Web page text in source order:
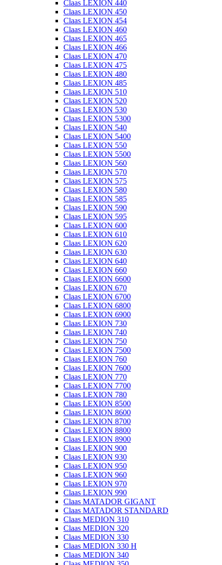
Claas LEXION 440
Claas LEXION 450
Claas LEXION 454
Claas LEXION 460
Claas LEXION 465
Claas LEXION 466
Claas LEXION 470
Claas LEXION 475
Claas LEXION 480
Claas LEXION 485
Claas LEXION 510
Claas LEXION 520
Claas LEXION 530
Claas LEXION 5300
Claas LEXION 540
Claas LEXION 5400
Claas LEXION 550
Claas LEXION 5500
Claas LEXION 560
Claas LEXION 570
Claas LEXION 575
Claas LEXION 580
Claas LEXION 585
Claas LEXION 590
Claas LEXION 595
Claas LEXION 600
Claas LEXION 610
Claas LEXION 620
Claas LEXION 630
Claas LEXION 640
Claas LEXION 660
Claas LEXION 6600
Claas LEXION 670
Claas LEXION 6700
Claas LEXION 6800
Claas LEXION 6900
Claas LEXION 730
Claas LEXION 740
Claas LEXION 750
Claas LEXION 7500
Claas LEXION 760
Claas LEXION 7600
Claas LEXION 770
Claas LEXION 7700
Claas LEXION 780
Claas LEXION 8500
Claas LEXION 8600
Claas LEXION 8700
Claas LEXION 8800
Claas LEXION 8900
Claas LEXION 900
Claas LEXION 930
Claas LEXION 950
Claas LEXION 960
Claas LEXION 970
Claas LEXION 990
Claas MATADOR GIGANT
Claas MATADOR STANDARD
Claas MEDION 310
Claas MEDION 320
Claas MEDION 330
Claas MEDION 330 H
Claas MEDION 340